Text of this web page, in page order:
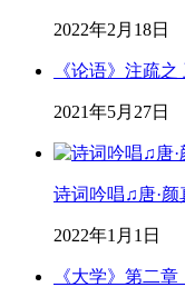
2022年2月18日
《论语》注疏
2021年5月27日
诗词吟唱♫唐·颜
2022年1月1日
《大学》第二